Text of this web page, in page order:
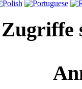
Zugriffe